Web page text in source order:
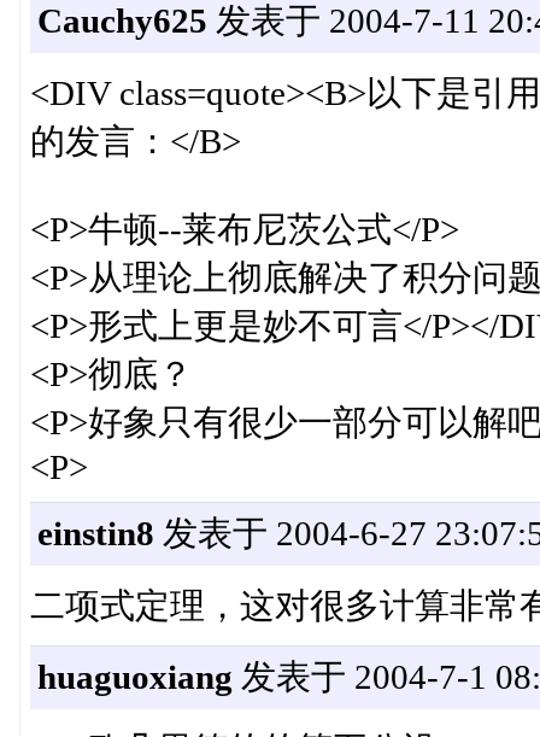
Cauchy625 发表于 2004-7-11
<DIV class=quote><B>以下是引
的发言：</B>
<P>牛顿--莱布尼茨公式</P>
<P>从理论上彻底解决了积分问
<P>形式上更是妙不可言</P></
<P>彻底？
<P>好象只有很少一部分可以解
<P>
einstin8 发表于 2004-6-27
二项式定理，这对很多计算非常
huaguoxiang 发表于 2004-7-1